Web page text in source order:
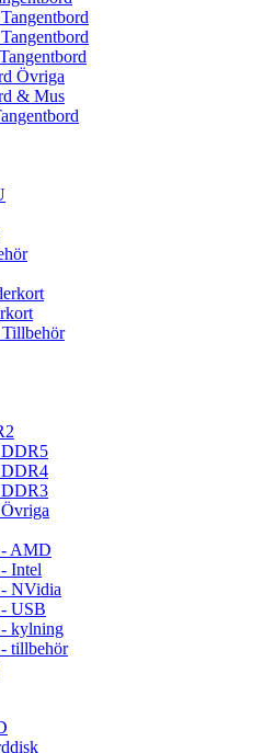
Övriga
& Mus
AMD
Intel
NVidia
USB
kylning
tillbehör